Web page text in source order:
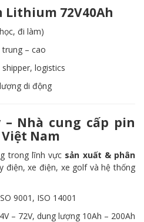
Lithium 72V40Ah
đi làm)
– cao
logistics
di động
– Nhà cung cấp pin
Nam
trong lĩnh vực sản xuất & phân
điện, xe điện, xe golf và hệ thống
9001, ISO 14001
– 72V, dung lượng 10Ah – 200Ah